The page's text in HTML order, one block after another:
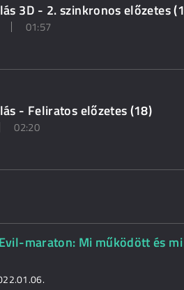
3D - 2. szinkronos előzetes
01:57
- Feliratos előzetes (18)
02:20
maraton: Mi működött és